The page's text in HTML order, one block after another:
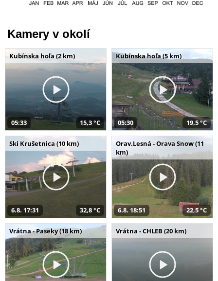
Kamery v okolí
Kubínska hoľa (2 km)
05:33 15,3 °C
Kubínska hoľa (5 km)
05:30 19,5 °C
Ski Krušetnica (10 km)
6.8. 17:31 32,8 °C
Orav.Lesná - Orava Snow (11
km)
6.8. 18:51 22,5 °C
Vrátna - Paseky (18 km) Vrátna - CHLEB (20 km)